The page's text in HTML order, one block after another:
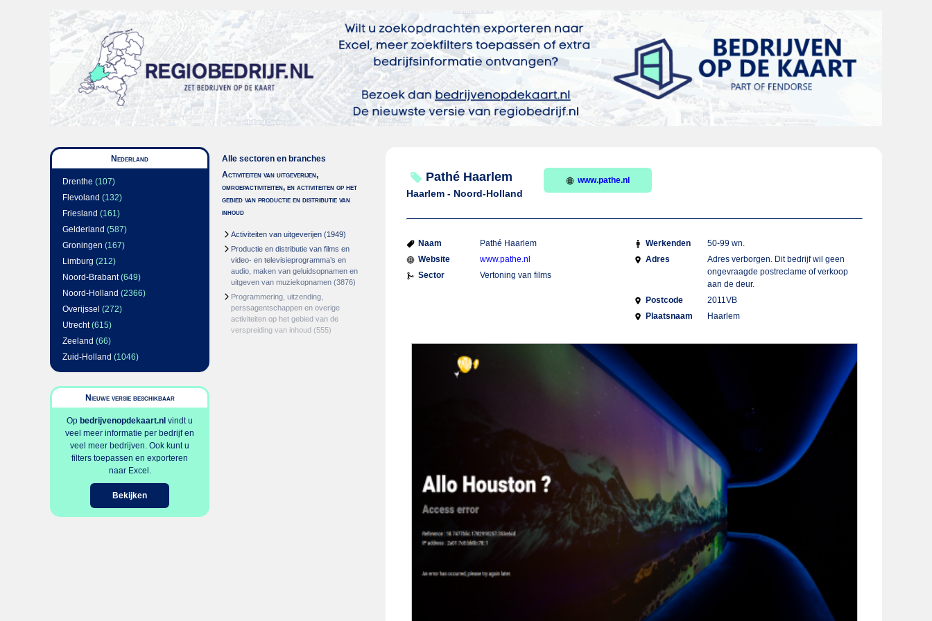
Nederland
Drenthe (107)
Flevoland (132)
Friesland (161)
Gelderland (587)
Groningen (167)
Limburg (212)
Noord-Brabant(649)
Noord-Holland (2366)
Overijssel (272)
Utrecht(615)
Zeeland (66)
Zuid-Holland (1046)
Nieuwe versie beschikbaar
Op bedrijvenopdekaart.nl vindt u
veel meer informatie per bedrijf en
veel meer bedrijven. Ook kunt u
filters toepassen en exporteren
naar Excel.
Bekijken
Alle sectoren en branches
Activiteiten van uitgeverijen,
omroepactiviteiten, en activiteiten op het
gebied van productie en distributie van
inhoud
Activiteiten van uitgeverijen (1949)
Productie en distributie van films en
video- en televisieprogramma’s en
audio, maken van geluidsopnamen en
uitgeven van muziekopnamen (3876)
Programmering, uitzending,
perssagentschappen en overige
activiteiten op het gebied van de
verspreiding van inhoud (555)
Pathé Haarlem
Haarlem - Noord-Holland
www.pathe.nl
Naam
Pathé Haarlem
Website
www.pathe.nl
Sector
Vertoning van films
Werkenden
50-99 wn.
Adres
Adres verborgen. Dit bedrijf wil geen
ongevraagde postreclame of verkoop
aan de deur.
Postcode
2011VB
Plaatsnaam
Haarlem